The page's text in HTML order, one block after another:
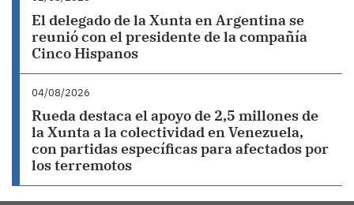
El delegado de la Xunta en Argentina se
reunió con el presidente de la compañía
Cinco Hispanos
04/08/2026
Rueda destaca el apoyo de 2,5 millones de
la Xunta a la colectividad en Venezuela,
con partidas específicas para afectados por
los terremotos